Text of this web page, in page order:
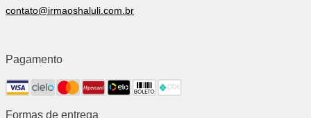
contato@irmaoshaluli.com.br
Pagamento
Formas de entrega